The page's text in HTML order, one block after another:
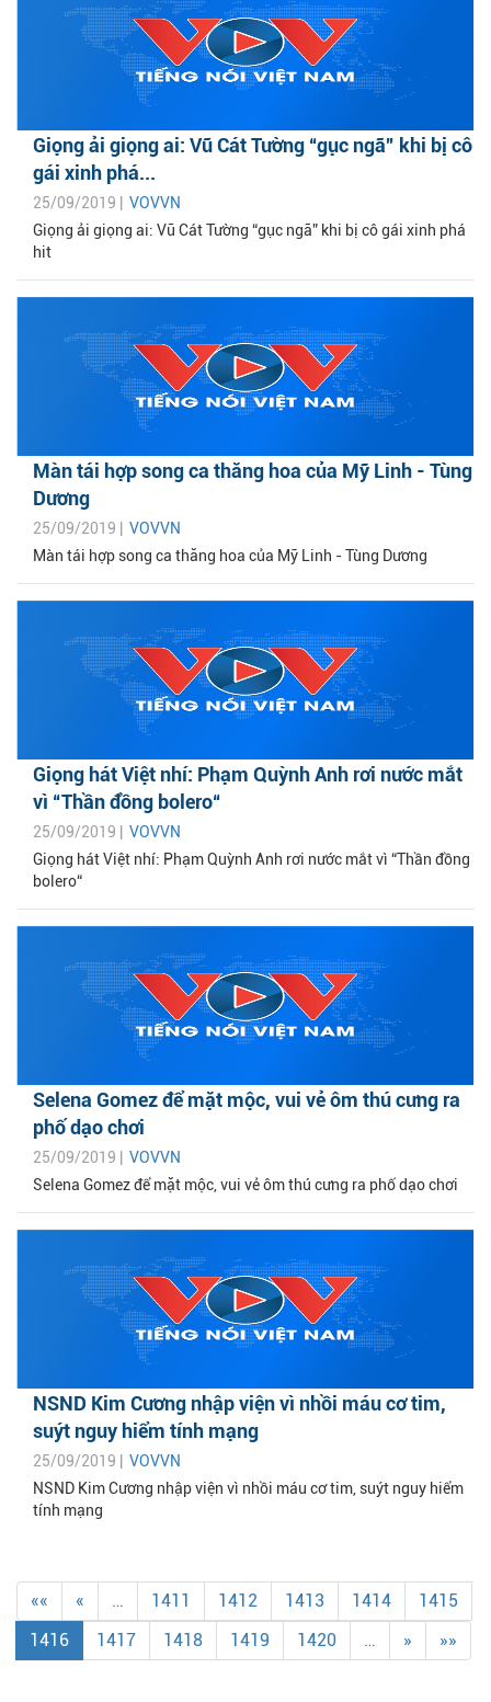
Giọng ải giọng ai: Vũ Cát Tường “gục ngã” khi bị cô
gái xinh phá...
25/09/2019 | VOVVN
Giọng ải giọng ai: Vũ Cát Tường “gục ngã” khi bị cô gái xinh phá
hit
Màn tái hợp song ca thăng hoa của Mỹ Linh - Tùng
Dương
25/09/2019 | VOVVN
Màn tái hợp song ca thăng hoa của Mỹ Linh - Tùng Dương
Giọng hát Việt nhí: Phạm Quỳnh Anh rơi nước mắt
vì “Thần đồng bolero“
25/09/2019 | VOVVN
Giọng hát Việt nhí: Phạm Quỳnh Anh rơi nước mắt vì “Thần đồng
bolero“
Selena Gomez để mặt mộc, vui vẻ ôm thú cưng ra
phố dạo chơi
25/09/2019 | VOVVN
Selena Gomez để mặt mộc, vui vẻ ôm thú cưng ra phố dạo chơi
NSND Kim Cương nhập viện vì nhồi máu cơ tim,
suýt nguy hiểm tính mạng
25/09/2019 | VOVVN
NSND Kim Cương nhập viện vì nhồi máu cơ tim, suýt nguy hiểm
tính mạng
«« « … 1411 1412 1413 1414
1415
1416
1417 1418 1419 1420 … » »»